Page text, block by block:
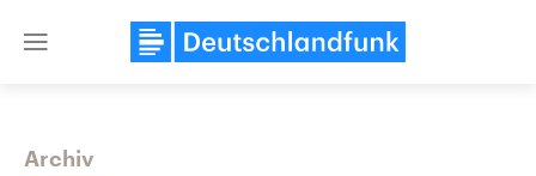
Close
Archiv